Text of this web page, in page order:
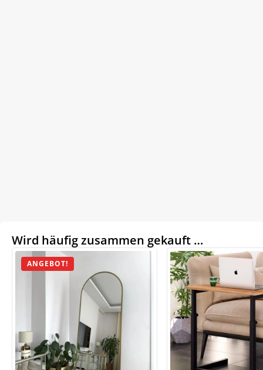
Wird häufig zusammen gekauft …
ANGEBOT!